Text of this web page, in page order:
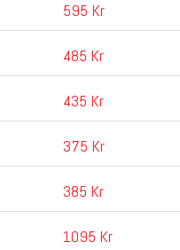
595 Kr
485 Kr
435 Kr
375 Kr
385 Kr
1095 Kr